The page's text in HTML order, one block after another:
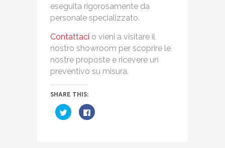
eseguita rigorosamente da
personale specializzato.
Contattaci o vieni a visitare il
nostro showroom per scoprire le
nostre proposte e ricevere un
preventivo su misura.
SHARE THIS:
Fai
clic
Fai
clic